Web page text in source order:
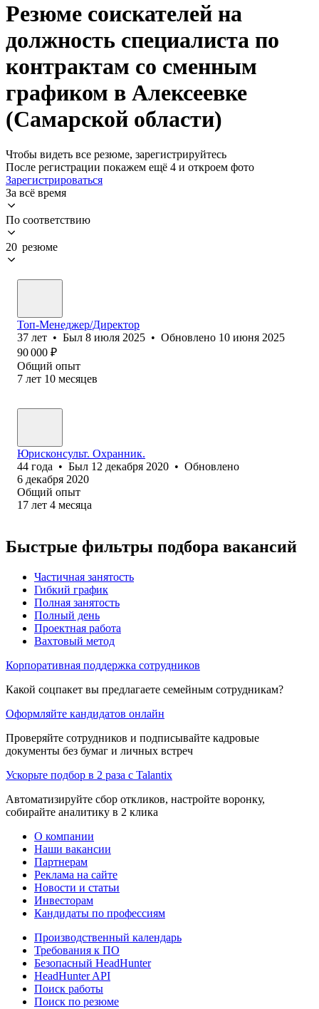
Резюме соискателей на
должность специалиста по
контрактам со сменным
графиком в Алексеевке
(Самарской области)
Чтобы видеть все резюме, зарегистрируйтесь
После регистрации покажем ещё 4 и откроем фото
Зарегистрироваться
За всё время
По соответствию
20 резюме
Топ-Менеджер/Директор
37 лет • Был 8 июля 2025 • Обновлено 10 июня 2025
90 000 ₽
Общий опыт
7 лет 10 месяцев
Юрисконсульт. Охранник.
44 года • Был 12 декабря 2020 • Обновлено
6 декабря 2020
Общий опыт
17 лет 4 месяца
Быстрые фильтры подбора вакансий
Частичная занятость
Гибкий график
Полная занятость
Полный день
Проектная работа
Вахтовый метод
Корпоративная поддержка сотрудников
Какой соцпакет вы предлагаете семейным сотрудникам?
Оформляйте кандидатов онлайн
Проверяйте сотрудников и подписывайте кадровые
документы без бумаг и личных встреч
Ускорьте подбор в 2 раза с Talantix
Автоматизируйте сбор откликов, настройте воронку,
собирайте аналитику в 2 клика
О компании
Наши вакансии
Партнерам
Реклама на сайте
Новости и статьи
Инвесторам
Кандидаты по профессиям
Производственный календарь
Требования к ПО
Безопасный HeadHunter
HeadHunter API
Поиск работы
Поиск по резюме